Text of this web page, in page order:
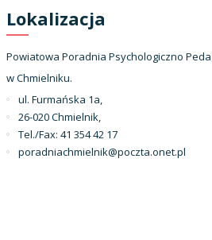
Lokalizacja
Powiatowa Poradnia Psychologiczno
w Chmielniku.
ul. Furmańska 1a,
26-020 Chmielnik,
Tel./Fax: 41 354 42 17
poradniachmielnik@poczta.onet.pl